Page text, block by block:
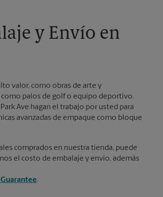
y Envío en
valor, como obras de arte y
palos de golf o equipo deportivo.
Ave hagan el trabajo por usted para
avanzadas de empaque como bloque
comprados en nuestra tienda, puede
el costo de embalaje y envío, además
Guarantee.